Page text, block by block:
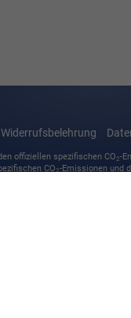
Widerrufsbelehrung
offiziellen spezifischen CO2-
CO2-Emissionen und